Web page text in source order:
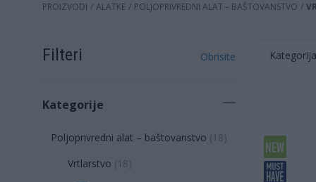
PROIZVODI / ALATKE / POLJOPRIVREDNI ALAT – BAŠTOVANSTVO /
Filteri Obrisite
Kategorije
Poljoprivredni alat – baštovanstvo ( 18)
Vrtlarstvo ( 18)